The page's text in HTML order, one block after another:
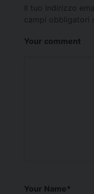
Il tuo indirizzo
campi obbligatori
Your comment
Your Name*